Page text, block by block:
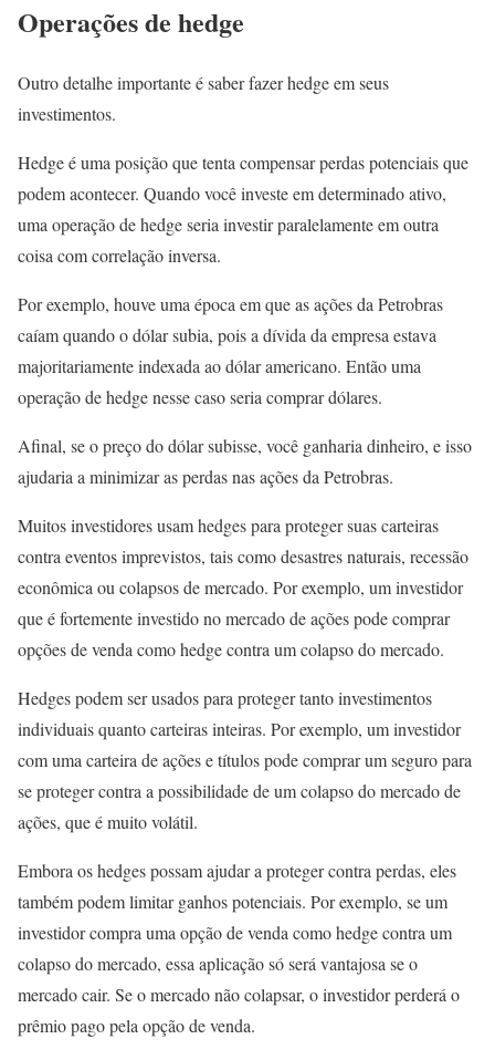
Operações de hedge
Outro detalhe importante é saber fazer hedge em seus
investimentos.
Hedge é uma posição que tenta compensar perdas potenciais que
podem acontecer. Quando você investe em determinado ativo,
uma operação de hedge seria investir paralelamente em outra
coisa com correlação inversa.
Por exemplo, houve uma época em que as ações da Petrobras
caíam quando o dólar subia, pois a dívida da empresa estava
majoritariamente indexada ao dólar americano. Então uma
operação de hedge nesse caso seria comprar dólares.
Afinal, se o preço do dólar subisse, você ganharia dinheiro, e isso
ajudaria a minimizar as perdas nas ações da Petrobras.
Muitos investidores usam hedges para proteger suas carteiras
contra eventos imprevistos, tais como desastres naturais, recessão
econômica ou colapsos de mercado. Por exemplo, um investidor
que é fortemente investido no mercado de ações pode comprar
opções de venda como hedge contra um colapso do mercado.
Hedges podem ser usados para proteger tanto investimentos
individuais quanto carteiras inteiras. Por exemplo, um investidor
com uma carteira de ações e títulos pode comprar um seguro para
se proteger contra a possibilidade de um colapso do mercado de
ações, que é muito volátil.
Embora os hedges possam ajudar a proteger contra perdas, eles
também podem limitar ganhos potenciais. Por exemplo, se um
investidor compra uma opção de venda como hedge contra um
colapso do mercado, essa aplicação só será vantajosa se o
mercado cair. Se o mercado não colapsar, o investidor perderá o
prêmio pago pela opção de venda.